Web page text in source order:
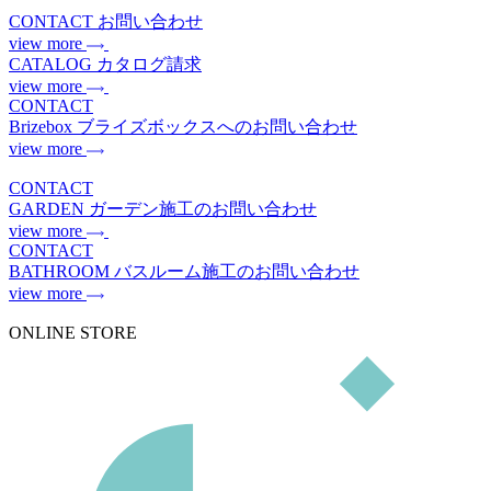
CONTACT お問い合わせ
view more
CATALOG カタログ請求
view more
CONTACT
Brizebox ブライズボックスへのお問い合わせ
view more
CONTACT
GARDEN ガーデン施工のお問い合わせ
view more
CONTACT
BATHROOM バスルーム施工のお問い合わせ
view more
ONLINE STORE